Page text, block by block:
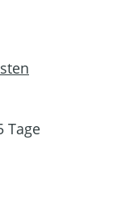
Tage